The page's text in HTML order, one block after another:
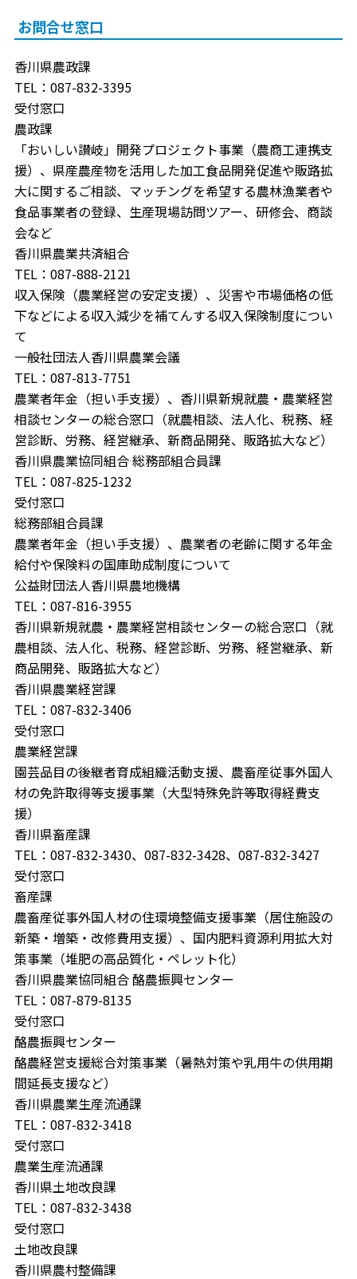
お問合せ窓口
香川県農政課
TEL：087-832-3395
受付窓口
農政課
「おいしい讃岐」開発プロジェクト事業（農商工連携支
援）、県産農産物を活用した加工食品開発促進や販路拡
大に関するご相談、マッチングを希望する農林漁業者や
食品事業者の登録、生産現場訪問ツアー、研修会、商談
会など
香川県農業共済組合
TEL：087-888-2121
収入保険（農業経営の安定支援）、災害や市場価格の低
下などによる収入減少を補てんする収入保険制度につい
て
一般社団法人香川県農業会議
TEL：087-813-7751
農業者年金（担い手支援）、香川県新規就農・農業経営
相談センターの総合窓口（就農相談、法人化、税務、経
営診断、労務、経営継承、新商品開発、販路拡大など）
香川県農業協同組合 総務部組合員課
TEL：087-825-1232
受付窓口
総務部組合員課
農業者年金（担い手支援）、農業者の老齢に関する年金
給付や保険料の国庫助成制度について
公益財団法人香川県農地機構
TEL：087-816-3955
香川県新規就農・農業経営相談センターの総合窓口（就
農相談、法人化、税務、経営診断、労務、経営継承、新
商品開発、販路拡大など）
香川県農業経営課
TEL：087-832-3406
受付窓口
農業経営課
園芸品目の後継者育成組織活動支援、農畜産従事外国人
材の免許取得等支援事業（大型特殊免許等取得経費支
援）
香川県畜産課
TEL：087-832-3430、087-832-3428、087-832-3427
受付窓口
畜産課
農畜産従事外国人材の住環境整備支援事業（居住施設の
新築・増築・改修費用支援）、国内肥料資源利用拡大対
策事業（堆肥の高品質化・ペレット化）
香川県農業協同組合 酪農振興センター
TEL：087-879-8135
受付窓口
酪農振興センター
酪農経営支援総合対策事業（暑熱対策や乳用牛の供用期
間延長支援など）
香川県農業生産流通課
TEL：087-832-3418
受付窓口
農業生産流通課
香川県土地改良課
TEL：087-832-3438
受付窓口
土地改良課
香川県農村整備課